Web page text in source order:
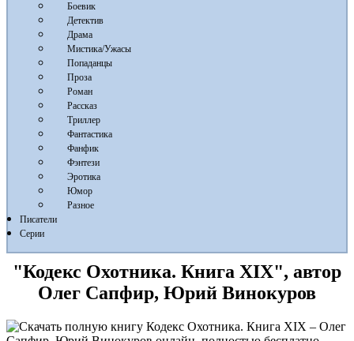
Боевик
Детектив
Драма
Мистика/Ужасы
Попаданцы
Проза
Роман
Рассказ
Триллер
Фантастика
Фанфик
Фэнтези
Эротика
Юмор
Разное
Писатели
Серии
"Кодекс Охотника. Книга XIX", автор
Олег Сапфир, Юрий Винокуров